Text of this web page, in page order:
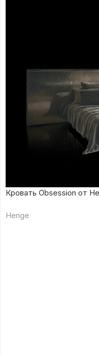
Кровать Obsession от
Henge